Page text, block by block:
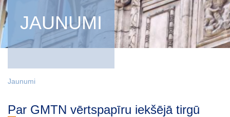
JAUNUMI
Jaunumi
Par GMTN vērtspapīru iekšējā tirgū